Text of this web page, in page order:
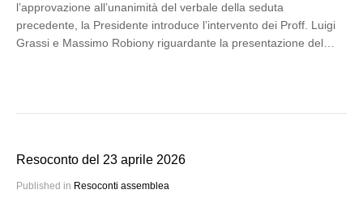
l’approvazione all’unanimità del verbale della seduta
precedente, la Presidente introduce l’intervento dei Proff. Luigi
Grassi e Massimo Robiony riguardante la presentazione del…
Resoconto del 23 aprile 2026
Published in Resoconti assemblea